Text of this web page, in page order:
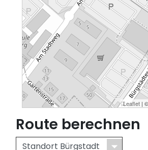
Leaflet |
Route berechnen